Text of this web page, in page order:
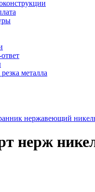
металла
нержавеющий
нерж